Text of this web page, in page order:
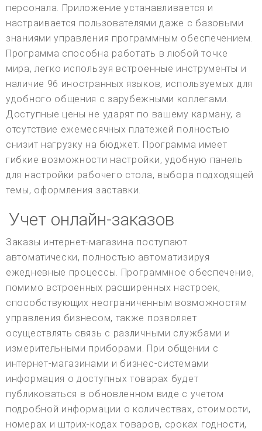
персонала. Приложение устанавливается и
настраивается пользователями даже с базовыми
знаниями управления программным обеспечением.
Программа способна работать в любой точке
мира, легко используя встроенные инструменты и
наличие 96 иностранных языков, используемых для
удобного общения с зарубежными коллегами.
Доступные цены не ударят по вашему карману, а
отсутствие ежемесячных платежей полностью
снизит нагрузку на бюджет. Программа имеет
гибкие возможности настройки, удобную панель
для настройки рабочего стола, выбора подходящей
темы, оформления заставки.
Учет онлайн-заказов
Заказы интернет-магазина поступают
автоматически, полностью автоматизируя
ежедневные процессы. Программное обеспечение,
помимо встроенных расширенных настроек,
способствующих неограниченным возможностям
управления бизнесом, также позволяет
осуществлять связь с различными службами и
измерительными приборами. При общении с
интернет-магазинами и бизнес-системами
информация о доступных товарах будет
публиковаться в обновленном виде с учетом
подробной информации о количествах, стоимости,
номерах и штрих-кодах товаров, сроках годности,